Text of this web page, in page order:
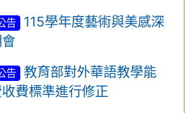
告
115學年度藝術與美感深
告
教育部對外華語教學能
費標準進行修正